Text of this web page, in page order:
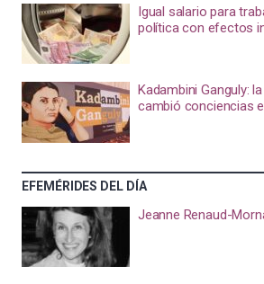
Igual salario para
política con efectos
Kadambini Ganguly:
cambió conciencias
EFEMÉRIDES DEL DÍA
Jeanne Renaud-